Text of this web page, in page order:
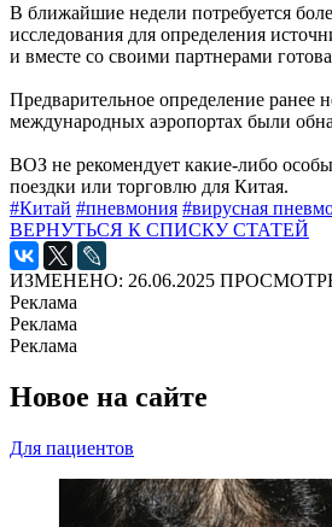
В ближайшие недели потребуется
исследования для определения
и вместе со своими партнерами
Предварительное определение ранее
международных аэропортах были
ВОЗ не рекомендует какие-либо
поездки или торговлю для Китая.
#Китай #пневмония #вирусная
ВЕРНУТЬСЯ К СПИСКУ СТАТЕЙ
ИЗМЕНЕНО: 26.06.2025
Реклама
Реклама
Реклама
Новое на сайте
Для пациентов